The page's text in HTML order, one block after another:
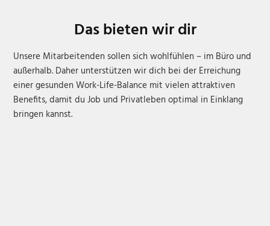
Das bieten wir dir
Unsere Mitarbeitenden sollen sich wohlfühlen – im Büro und
außerhalb. Daher unterstützen wir dich bei der Erreichung
einer gesunden Work-Life-Balance mit vielen attraktiven
Benefits, damit du Job und Privatleben optimal in Einklang
bringen kannst.